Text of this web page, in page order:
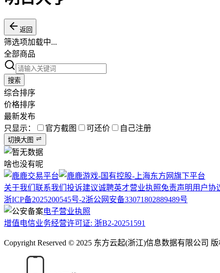
返回
筛选项加载中...
全部商品
搜索
综合排序
价格排序
最新发布
只显示：
官方截图 可还价 自己注册
切换大图
啥也没有呢
关于我们 联系我们 投诉建议诚聘英才营业执照免责声明用户协
浙ICP备2025200545号-2浙公网安备33071802889489号
电子营业执照
增值电信业务经营许可证: 浙B2-20251591
Copyright Reserved © 2025 东方云起(浙江)信息数据有限公司